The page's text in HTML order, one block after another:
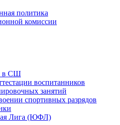
политика
комиссии
в СШ
воспитанников
занятий
спортивных разрядов
Лига (ЮФЛ)